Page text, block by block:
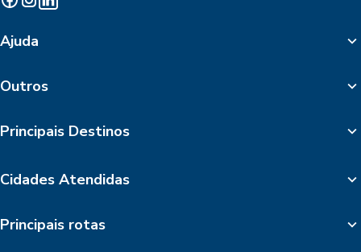
Ajuda
Outros
Principais Destinos
Cidades Atendidas
Principais rotas